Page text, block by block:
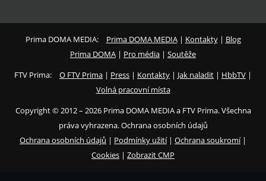
Prima DOMA MEDIA: Prima DOMA MEDIA| Kontakty| Blog
Prima DOMA | Pro média | Soutěže
FTV Prima:
O FTV Prima | Press | Kontakty | Jak naladit | HbbTV |
Volná pracovní místa
Copyright © 2012 – 2026 Prima DOMA MEDIA a FTV Prima. Všechna
práva vyhrazena. Ochrana osobních údajů
Ochrana osobních údajů | Podmínky užití| Ochrana soukromí|
Cookies | Zobrazit CMP